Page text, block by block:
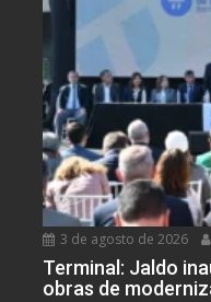
3 de agosto de 2026
Terminal: Jaldo
obras de